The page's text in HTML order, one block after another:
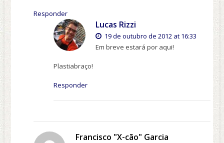
Responder
Lucas Rizzi
19 de outubro de 2012 at 16:33
Em breve estará por aqui!
Plastiabraço!
Responder
Francisco "X-cão" Garcia